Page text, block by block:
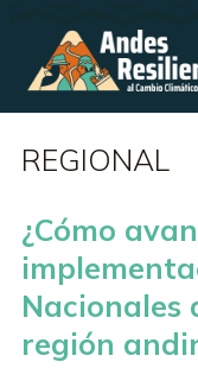
REGIONAL
¿Cómo
Nacionales
región